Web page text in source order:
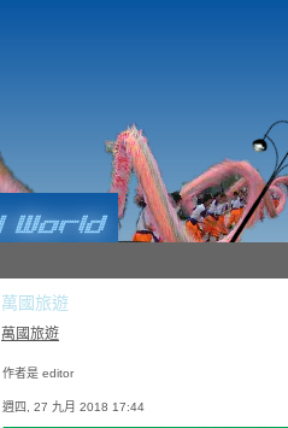
萬國旅遊
萬國旅遊
作者是 editor
週四, 27 九月 2018 17:44